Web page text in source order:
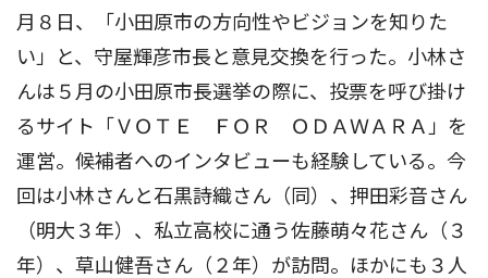
月８日、「小田原市の方向性やビジョンを知りた
い」と、守屋輝彦市長と意見交換を行った。小林さ
んは５月の小田原市長選挙の際に、投票を呼び掛け
るサイト「ＶＯＴＥ ＦＯＲ ＯＤＡＷＡＲＡ」を
運営。候補者へのインタビューも経験している。今
回は小林さんと石黒詩織さん（同）、押田彩音さん
（明大３年）、私立高校に通う佐藤萌々花さん（３
年）、草山健吾さん（２年）が訪問。ほかにも３人